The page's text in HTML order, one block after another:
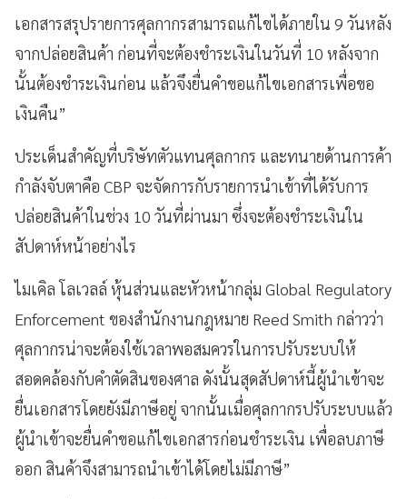
เอกสารสรุปรายการศุลกากรสามารถแก้ไขได้ภายใน 9 วันหลัง
จากปล่อยสินค้า ก่อนที่จะต้องชำระเงินในวันที่ 10 หลังจาก
นั้นต้องชำระเงินก่อน แล้วจึงยื่นคำขอแก้ไขเอกสารเพื่อขอ
เงินคืน”
ประเด็นสำคัญที่บริษัทตัวแทนศุลกากร และทนายด้านการค้า
กำลังจับตาคือ CBP จะจัดการกับรายการนำเข้าที่ได้รับการ
ปล่อยสินค้าในช่วง 10 วันที่ผ่านมา ซึ่งจะต้องชำระเงินใน
สัปดาห์หน้าอย่างไร
ไมเคิล โลเวลล์ หุ้นส่วนและหัวหน้ากลุ่ม Global Regulatory
Enforcement ของสำนักงานกฎหมาย Reed Smith กล่าวว่า
ศุลกากรน่าจะต้องใช้เวลาพอสมควรในการปรับระบบให้
สอดคล้องกับคำตัดสินของศาล ดังนั้นสุดสัปดาห์นี้ผู้นำเข้าจะ
ยื่นเอกสารโดยยังมีภาษีอยู่ จากนั้นเมื่อศุลกากรปรับระบบแล้ว
ผู้นำเข้าจะยื่นคำขอแก้ไขเอกสารก่อนชำระเงิน เพื่อลบภาษี
ออก สินค้าจึงสามารถนำเข้าได้โดยไม่มีภาษี”